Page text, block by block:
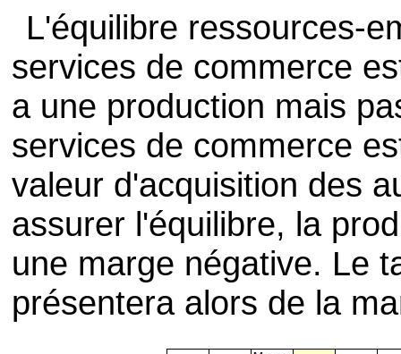
L'équilibre ressources-
services de commerce
a une production mais
services de commerce
valeur d'acquisition des
assurer l'équilibre, la
une marge négative. Le
présentera alors de la